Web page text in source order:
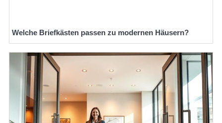
Welche Briefkästen passen zu modernen Häusern?